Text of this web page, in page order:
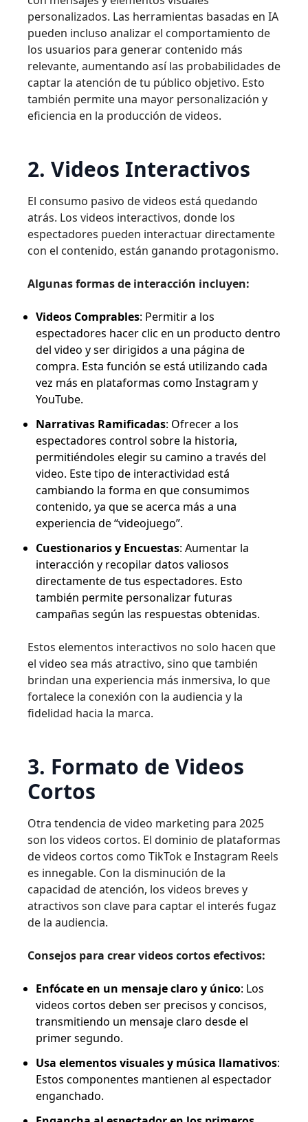
personalizados. Las herramientas basadas en IA
pueden incluso analizar el comportamiento de
los usuarios para generar contenido más
relevante, aumentando así las probabilidades de
captar la atención de tu público objetivo. Esto
también permite una mayor personalización y
eficiencia en la producción de videos.
2. Videos Interactivos
El consumo pasivo de videos está quedando
atrás. Los videos interactivos, donde los
espectadores pueden interactuar directamente
con el contenido, están ganando protagonismo.
Algunas formas de interacción incluyen:
Videos Comprables: Permitir a los
espectadores hacer clic en un producto dentro
del video y ser dirigidos a una página de
compra. Esta función se está utilizando cada
vez más en plataformas como Instagram y
YouTube.
Narrativas Ramificadas: Ofrecer a los
espectadores control sobre la historia,
permitiéndoles elegir su camino a través del
video. Este tipo de interactividad está
cambiando la forma en que consumimos
contenido, ya que se acerca más a una
experiencia de “videojuego”.
Cuestionarios y Encuestas: Aumentar la
interacción y recopilar datos valiosos
directamente de tus espectadores. Esto
también permite personalizar futuras
campañas según las respuestas obtenidas.
Estos elementos interactivos no solo hacen que
el video sea más atractivo, sino que también
brindan una experiencia más inmersiva, lo que
fortalece la conexión con la audiencia y la
fidelidad hacia la marca.
3. Formato de Videos
Cortos
Otra tendencia de video marketing para 2025
son los videos cortos. El dominio de plataformas
de videos cortos como TikTok e Instagram Reels
es innegable. Con la disminución de la
capacidad de atención, los videos breves y
atractivos son clave para captar el interés fugaz
de la audiencia.
Consejos para crear videos cortos efectivos:
Enfócate en un mensaje claro y único: Los
videos cortos deben ser precisos y concisos,
transmitiendo un mensaje claro desde el
primer segundo.
Usa elementos visuales y música llamativos:
Estos componentes mantienen al espectador
enganchado.